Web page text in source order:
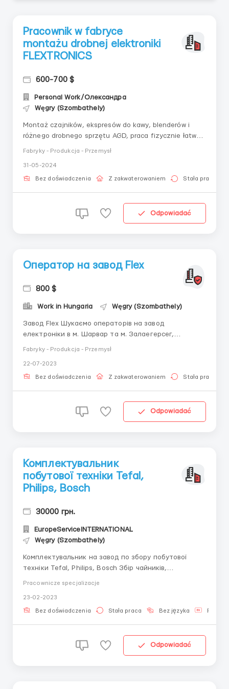
Pracownik w fabryce
montażu drobnej elektroniki
FLEXTRONICS
600-700 $
Personal Work/Олександра
Węgry (Szombathely)
Montaż czajników, ekspresów do kawy, blenderów i
różnego drobnego sprzętu AGD, praca fizycznie łatwa i
niewymagająca dodatkowych
możliwość długoterminowego zatrudnienia. Praca stała.
💳 PŁATNOŚĆ◈ Średnie wynagrodzenie:240-260 tys.
Fabryky - Produkcja - Przemysł
31-05-2024
Bez doświadczenia Z zakwaterowaniem Stała praca
Odpowiadać
Оператор на завод Flex
800 $
Work in Hungaria Węgry (Szombathely)
Завод Flex Шукаємо операторів на завод
електроніки в м. Шарвар та м. Залаегерсег,
Угорщина. Для сімейних пар, жінок, чоловіків (до 55
На карантині надається безкоштовне житло і
харчування Офіційне працевлаштування Оплачуємо
Fabryky - Produkcja - Przemysł
22-07-2023
Bez doświadczenia Z zakwaterowaniem Stała praca
Odpowiadać
Комплектувальник
побутової техніки Tefal,
Philips, Bosch
30000 грн.
EuropeServiceINTERNATIONAL
Węgry (Szombathely)
Комплектувальник на завод по збору побутової
техніки Tefal, Philips, Bosch Збір чайників,
додаткових навичок. Професійне, сучасне
виробництво та можливість довгостроково
Pracownicze specjalizacje
23-02-2023
Bez doświadczenia Stała praca Bez języka Praca
Odpowiadać